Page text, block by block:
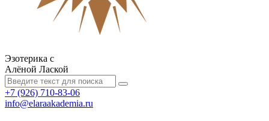
Эзотерика с
Алёной Лаской
+7 (926) 710-83-06
info@elaraakademia.ru